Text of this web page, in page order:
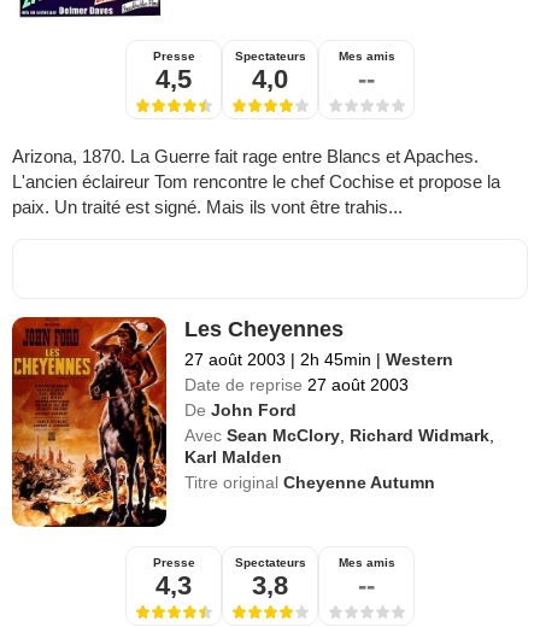
Presse
4,5
Spectateurs
4,0
Mes amis
--
Arizona, 1870. La Guerre fait rage entre Blancs et Apaches.
L'ancien éclaireur Tom rencontre le chef Cochise et propose la
paix. Un traité est signé. Mais ils vont être trahis...
Les Cheyennes
27 août 2003 | 2h 45min | Western
Date de reprise 27 août 2003
De John Ford
Avec Sean McClory Richard Widmark
Karl Malden
Titre originalCheyenne Autumn
Presse
4,3
Spectateurs
3,8
Mes amis
--